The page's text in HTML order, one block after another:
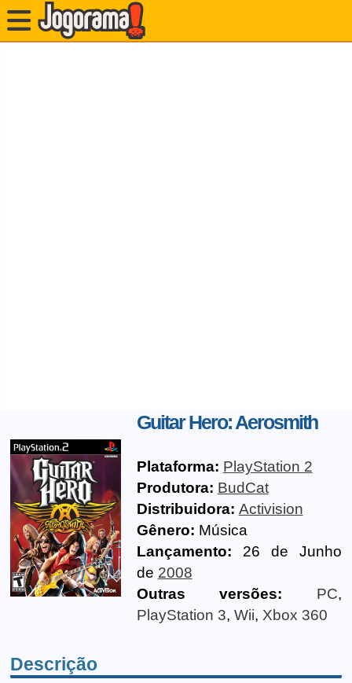
Guitar Hero: Aerosmith
Plataforma: PlayStation 2
Produtora: BudCat
Distribuidora: Activision
Gênero: Música
Lançamento: 26 de Junho
de 2008
Outras versões:
PC,
PlayStation 3, Wii, Xbox 360
Descrição